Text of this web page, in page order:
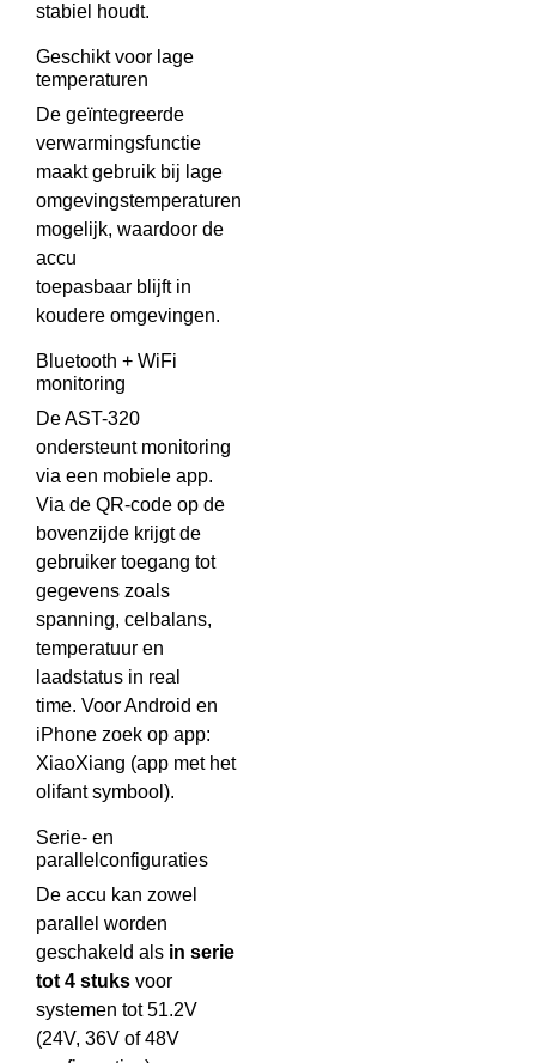
stabiel houdt.
Geschikt voor lage
temperaturen
De geïntegreerde
verwarmingsfunctie
maakt gebruik bij lage
omgevingstemperaturen
mogelijk, waardoor de
accu
toepasbaar blijft in
koudere omgevingen.
Bluetooth + WiFi
monitoring
De AST-320
ondersteunt monitoring
via een mobiele app.
Via de QR-code op de
bovenzijde krijgt de
gebruiker toegang tot
gegevens zoals
spanning, celbalans,
temperatuur en
laadstatus in real
time. Voor Android en
iPhone zoek op app:
XiaoXiang (app met het
olifant symbool).
Serie- en
parallelconfiguraties
De accu kan zowel
parallel worden
geschakeld als in serie
tot 4 stuks voor
systemen tot 51.2V
(24V, 36V of 48V